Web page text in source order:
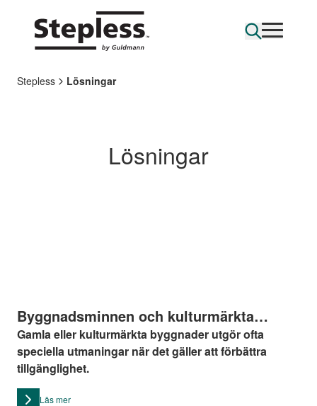
Stepless Lösningar
Lösningar
Byggnadsminnen och kulturmärkta
byggnader
Gamla eller kulturmärkta byggnader utgör ofta
speciella utmaningar när det gäller att förbättra
tillgänglighet.
Läs mer